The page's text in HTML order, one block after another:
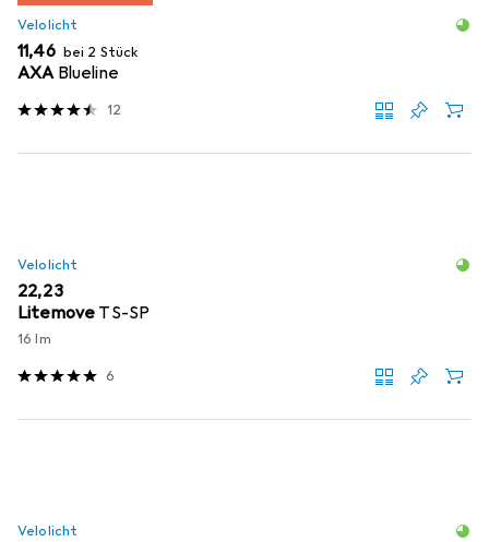
Velolicht
EUR
11,46 bei 2 Stück
AXA Blueline
12
Velolicht
EUR
22,23
Litemove TS-SP
16 lm
6
Velolicht